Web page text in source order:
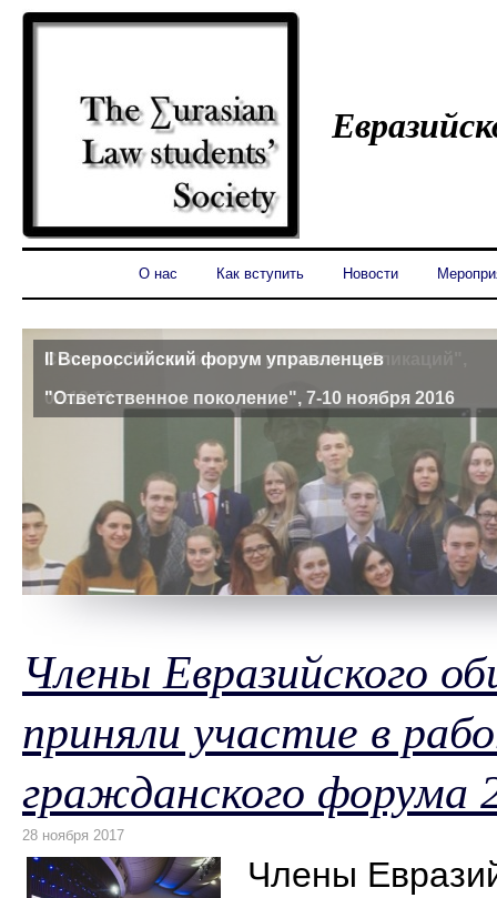
О нас Как вступить Новости
II Всероссийский форум управленцев
"Ответственное поколение", 7-10 ноября 2016
Члены Евразийского
приняли участие в
гражданского форума
Члены